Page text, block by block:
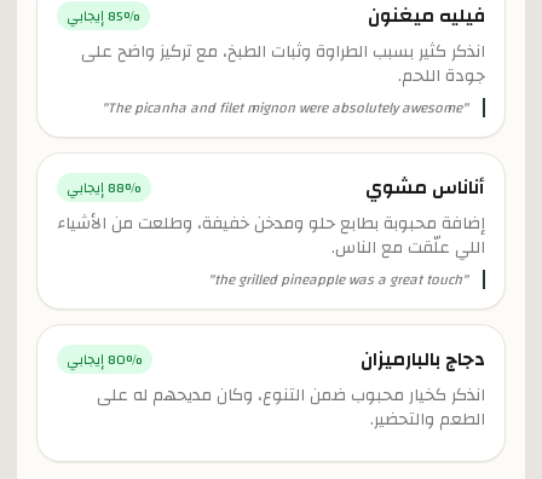
فيليه ميغنون 85% إيجابي
انذكر كثير بسبب الطراوة وثبات الطبخ، مع تركيز واضح على
جودة اللحم.
"
The picanha and filet mignon were absolutely awesome
"
أناناس مشوي 88% إيجابي
إضافة محبوبة بطابع حلو ومدخن خفيفة، وطلعت من الأشياء
اللي علّقت مع الناس.
"
the grilled pineapple was a great touch
"
دجاج بالبارميزان 80% إيجابي
انذكر كخيار محبوب ضمن التنوع، وكان مديحهم له على
الطعم والتحضير.